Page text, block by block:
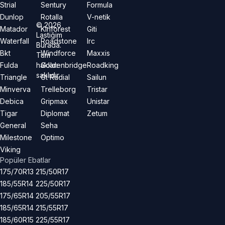
Strial
Dunlop
Matador
Waterfall
Bkt
Fulda
Triangle
Minverva
Debica
Tigar
General
Milestone
Viking
Sentury
Rotalla
Kinforest
Roadstone
Windforce
Goldenbridge
Gt Radial
Trelleborg
Gripmax
Diplomat
Seha
Optimo
Formula
V-netik
Giti
Irc
Maxxis
Roadking
Sailun
Tristar
Unistar
Zetum
Popüler Ebatlar
175/70R13
185/55R14
175/65R14
185/65R14
185/60R15
215/50R17
225/50R17
205/55R17
215/55R17
225/55R17
©2026
Lastiğim
Burada.
Tüm
hakları
saklıdır.